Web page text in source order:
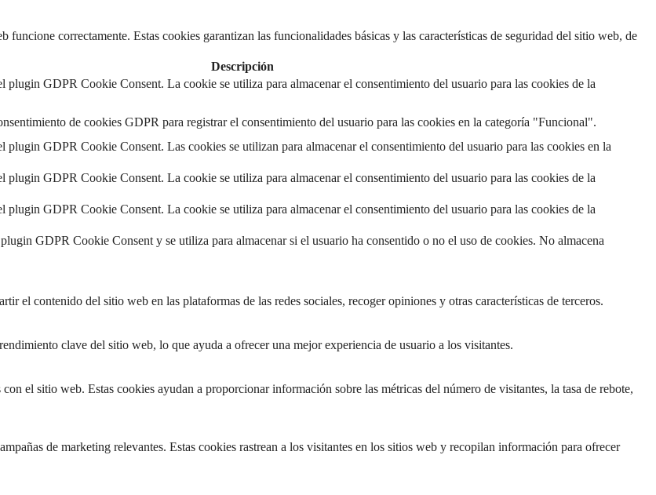
correctamente. Estas cookies garantizan las funcionalidades básicas y las características de seguridad del sitio web, de
Descripción
plugin GDPR Cookie Consent. La cookie se utiliza para almacenar el consentimiento del usuario para las cookies de la
de cookies GDPR para registrar el consentimiento del usuario para las cookies en la categoría "Funcional".
plugin GDPR Cookie Consent. Las cookies se utilizan para almacenar el consentimiento del usuario para las cookies en la
plugin GDPR Cookie Consent. La cookie se utiliza para almacenar el consentimiento del usuario para las cookies de la
plugin GDPR Cookie Consent. La cookie se utiliza para almacenar el consentimiento del usuario para las cookies de la
GDPR Cookie Consent y se utiliza para almacenar si el usuario ha consentido o no el uso de cookies. No almacena
el contenido del sitio web en las plataformas de las redes sociales, recoger opiniones y otras características de terceros.
clave del sitio web, lo que ayuda a ofrecer una mejor experiencia de usuario a los visitantes.
el sitio web. Estas cookies ayudan a proporcionar información sobre las métricas del número de visitantes, la tasa de rebote,
de marketing relevantes. Estas cookies rastrean a los visitantes en los sitios web y recopilan información para ofrecer